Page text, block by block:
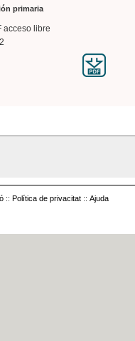
primaria
acceso libre
:: Política de privacitat :: Ajuda